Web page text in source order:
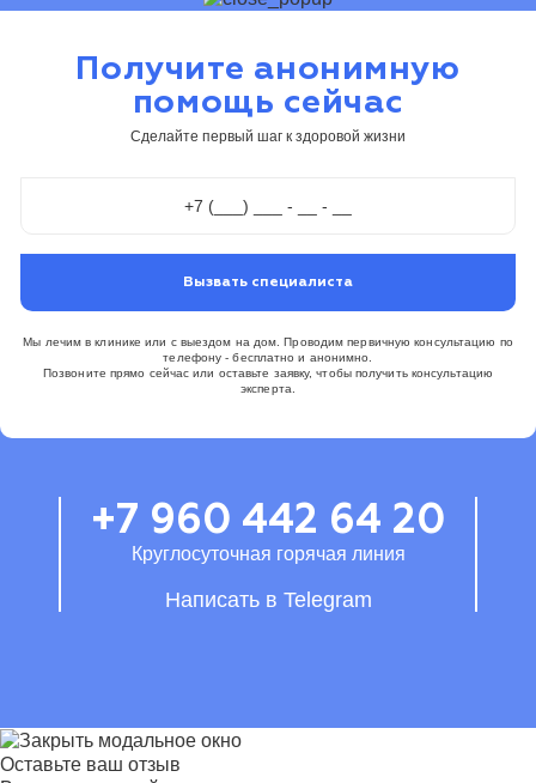
Получите анонимную
помощь сейчас
Сделайте первый шаг к здоровой жизни
Вызвать специалиста
Мы лечим в клинике или с выездом на дом. Проводим первичную консультацию по
телефону - бесплатно и анонимно.
Позвоните прямо сейчас или оставьте заявку, чтобы получить консультацию
эксперта.
+7 960 442 64 20
Круглосуточная горячая линия
Написать в Telegram
Оставьте ваш отзыв